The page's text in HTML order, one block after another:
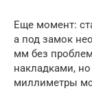
Еще момент:
а под замок
мм без
накладками,
миллиметры